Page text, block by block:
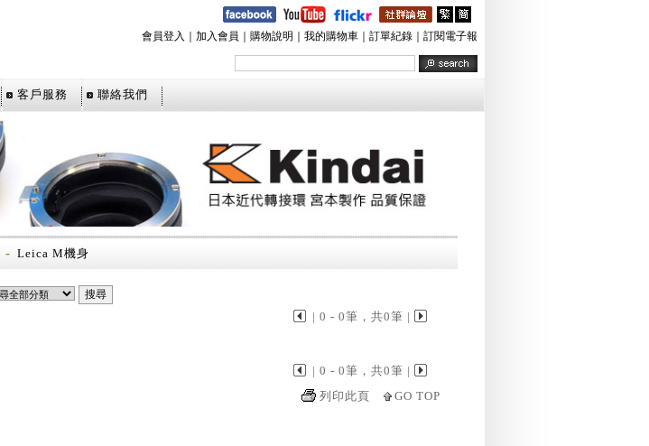
會員登入 加入會員 購物說明 我的購物車 訂單紀錄 訂閱電子報
客戶服務 聯絡我們
- Leica M機身
| 0 - 0筆，共0筆 |
| 0 - 0筆，共0筆 |
列印此頁
GO TOP